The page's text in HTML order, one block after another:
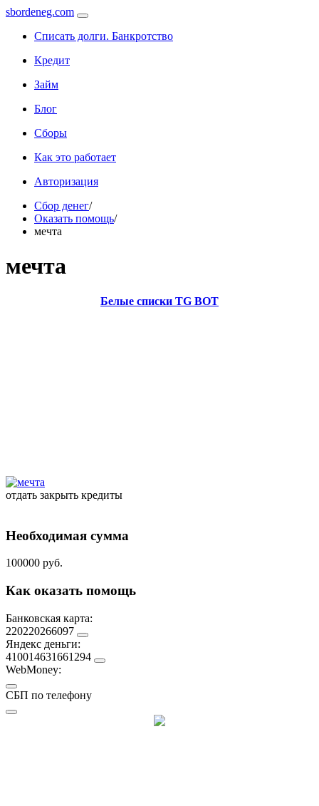
sbordeneg.com
Списать долги. Банкротство
Кредит
Займ
Блог
Сборы
Как это работает
Авторизация
Сбор денег/
Оказать помощь/
мечта
мечта
Белые списки TG BOT
отдать закрыть кредиты
Необходимая сумма
100000 руб.
Как оказать помощь
Банковская карта:
220220266097
Яндекс деньги:
410014631661294
WebMoney:
СБП по телефону